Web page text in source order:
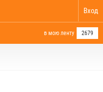
Вход
в мою ленту 2679